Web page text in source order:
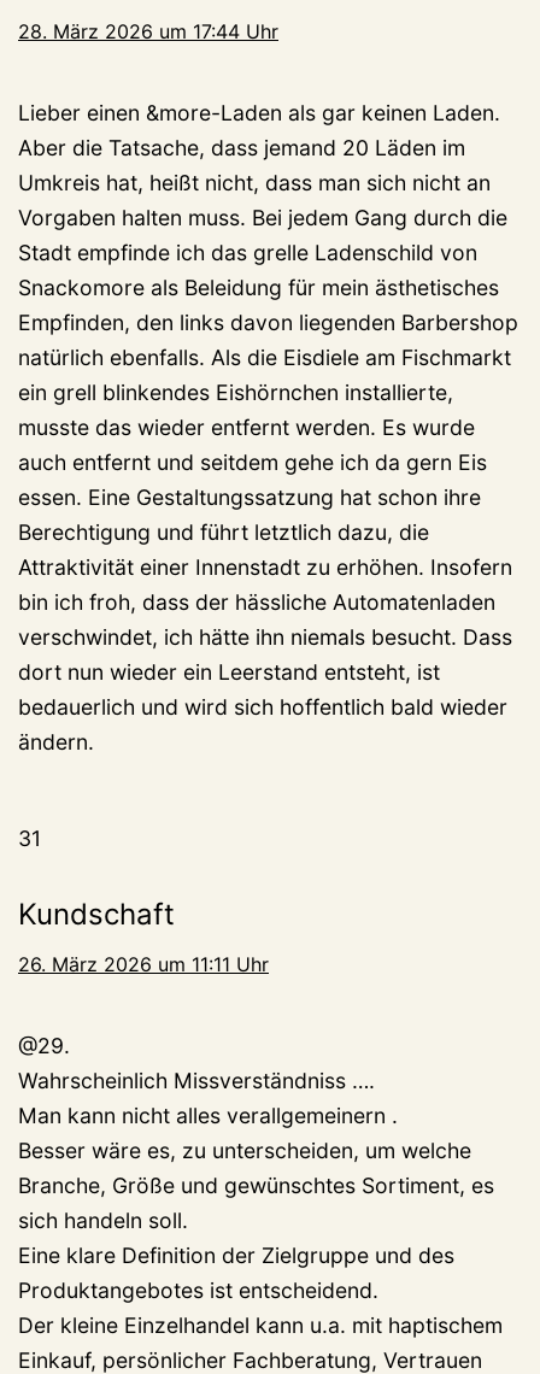
28. März 2026 um 17:44 Uhr
Lieber einen &more-Laden als gar keinen Laden.
Aber die Tatsache, dass jemand 20 Läden im
Umkreis hat, heißt nicht, dass man sich nicht an
Vorgaben halten muss. Bei jedem Gang durch die
Stadt empfinde ich das grelle Ladenschild von
Snackomore als Beleidung für mein ästhetisches
Empfinden, den links davon liegenden Barbershop
natürlich ebenfalls. Als die Eisdiele am Fischmarkt
ein grell blinkendes Eishörnchen installierte,
musste das wieder entfernt werden. Es wurde
auch entfernt und seitdem gehe ich da gern Eis
essen. Eine Gestaltungssatzung hat schon ihre
Berechtigung und führt letztlich dazu, die
Attraktivität einer Innenstadt zu erhöhen. Insofern
bin ich froh, dass der hässliche Automatenladen
verschwindet, ich hätte ihn niemals besucht. Dass
dort nun wieder ein Leerstand entsteht, ist
bedauerlich und wird sich hoffentlich bald wieder
ändern.
31
Kundschaft
26. März 2026 um 11:11 Uhr
@29.
Wahrscheinlich Missverständniss ….
Man kann nicht alles verallgemeinern .
Besser wäre es, zu unterscheiden, um welche
Branche, Größe und gewünschtes Sortiment, es
sich handeln soll.
Eine klare Definition der Zielgruppe und des
Produktangebotes ist entscheidend.
Der kleine Einzelhandel kann u.a. mit haptischem
Einkauf, persönlicher Fachberatung, Vertrauen